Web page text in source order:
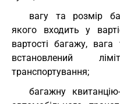
вагу та розмір
якого входить у
вартості багажу,
встановлений
транспортування;
багажну